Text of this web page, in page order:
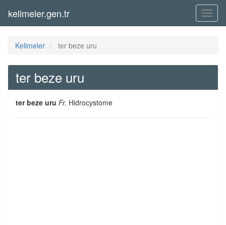
Menü
kelimeler.gen.tr
Kelimeler ter beze uru
ter beze uru
ter beze uru Fr. Hidrocystome